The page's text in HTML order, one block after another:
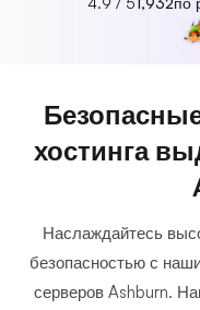
хостинга
Наслаждайтесь
безопасностью с
серверов Ashburn.